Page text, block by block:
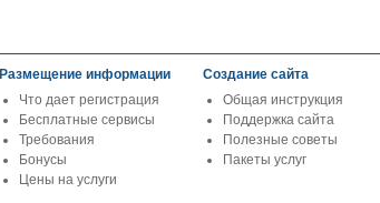
Размещение информации
Что дает регистрация
Бесплатные сервисы
Требования
Бонусы
Цены на услуги
Создание сайта
Общая инструкция
Поддержка сайта
Полезные советы
Пакеты услуг